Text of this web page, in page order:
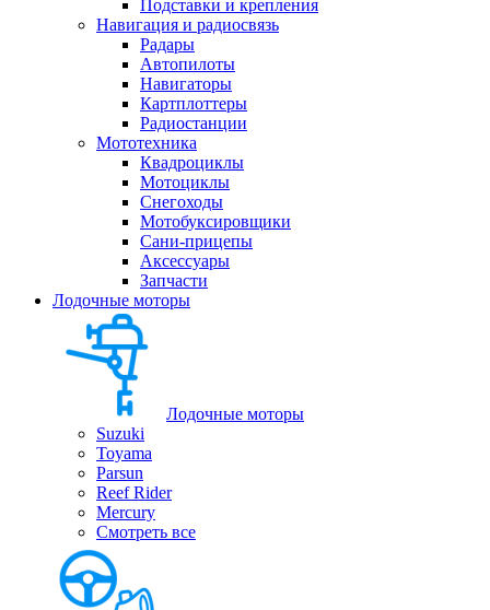
Подставки и крепления
Навигация и радиосвязь
Радары
Автопилоты
Навигаторы
Картплоттеры
Радиостанции
Мототехника
Квадроциклы
Мотоциклы
Снегоходы
Мотобуксировщики
Сани-прицепы
Аксессуары
Запчасти
Лодочные моторы
Лодочные моторы
Suzuki
Toyama
Parsun
Reef Rider
Mercury
Смотреть все